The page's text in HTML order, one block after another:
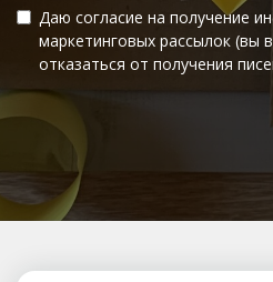
Даю согласие на получение
маркетинговых рассылок
отказаться от получения